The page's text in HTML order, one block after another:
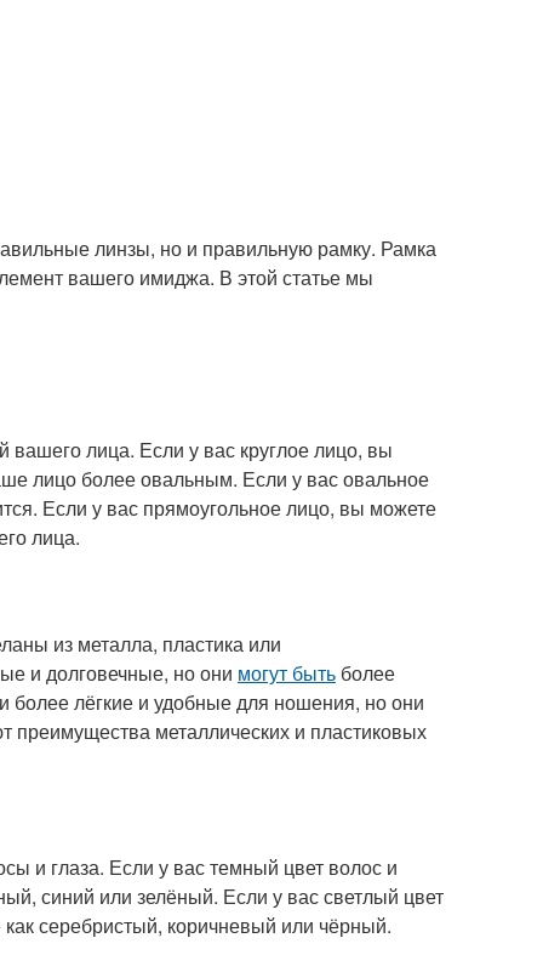
линзы, но и правильную рамку. Рамка
вашего имиджа. В этой статье мы
вашего лица. Если у вас круглое лицо, вы
лицо более овальным. Если у вас овальное
Если у вас прямоугольное лицо, вы можете
лица.
из металла, пластика или
и долговечные, но они могут быть более
лёгкие и удобные для ношения, но они
металлических и пластиковых
и глаза. Если у вас темный цвет волос и
синий или зелёный. Если у вас светлый цвет
серебристый, коричневый или чёрный.